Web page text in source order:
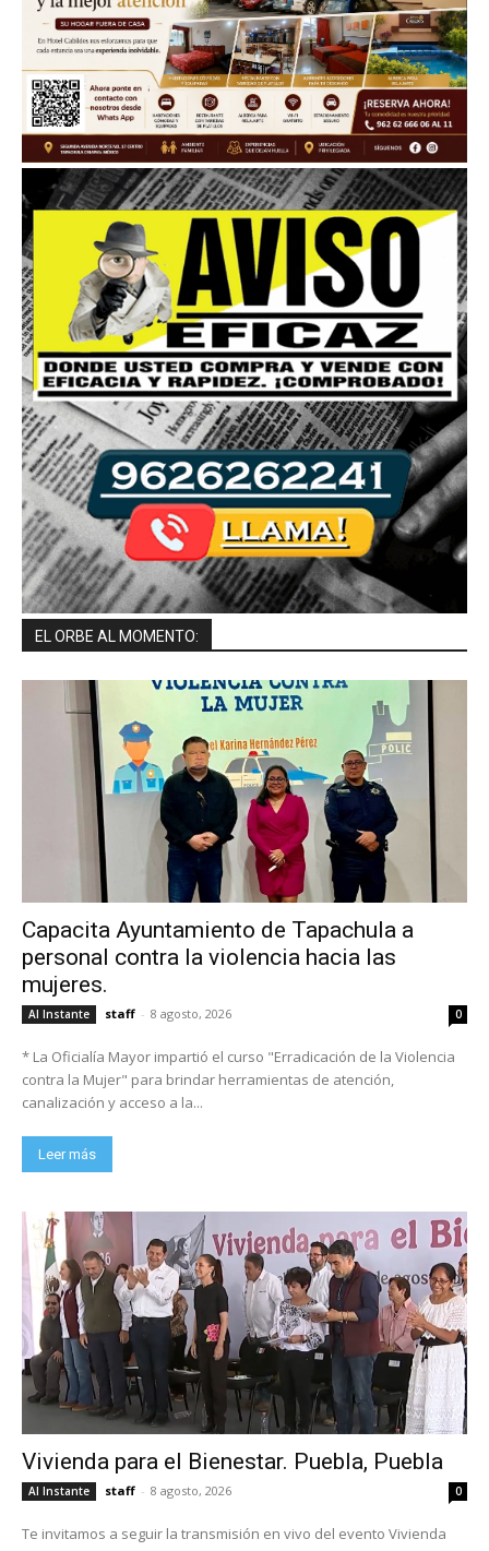
EL ORBE AL MOMENTO:
Capacita Ayuntamiento de Tapachula a
personal contra la violencia hacia las
mujeres.
Al Instante staff - 8 agosto, 2026 0
* La Oficialía Mayor impartió el curso "Erradicación de la Violencia
contra la Mujer" para brindar herramientas de atención,
canalización y acceso a la...
Leer más
Vivienda para el Bienestar. Puebla, Puebla
Al Instante staff - 8 agosto, 2026 0
Te invitamos a seguir la transmisión en vivo del evento Vivienda